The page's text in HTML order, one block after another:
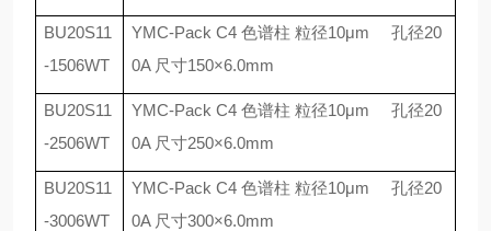
BU20S11
-1506WT
YMC-Pack C4 色谱柱 粒径10μm 孔径20
0A 尺寸150×6.0mm
BU20S11
-2506WT
YMC-Pack C4 色谱柱 粒径10μm 孔径20
0A 尺寸250×6.0mm
BU20S11
-3006WT
YMC-Pack C4 色谱柱 粒径10μm 孔径20
0A 尺寸300×6.0mm